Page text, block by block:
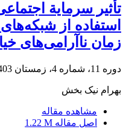
تأثیر سرمایة
استفاده از شبکه‌های
زمان ناآرامی‌های
دوره 11، شماره 4، زمستان 1403، صفحه
بهرام نیک بخش
مشاهده مقاله
اصل مقاله 1.22 M